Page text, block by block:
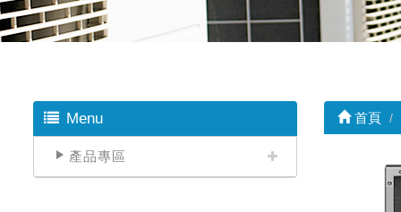
Menu
產品專區
首頁